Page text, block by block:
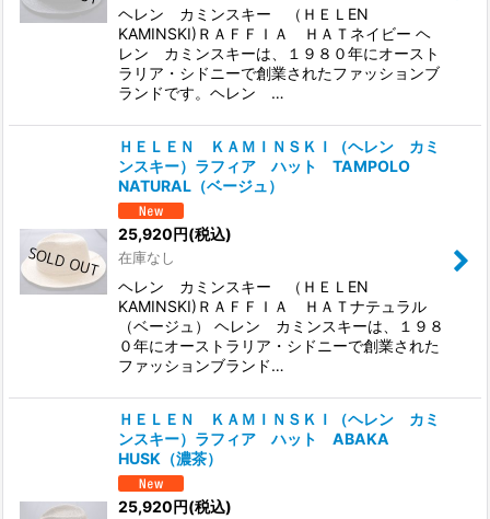
ヘレン カミンスキー （ＨＥＬEN
KAMINSKI)ＲＡＦＦＩＡ ＨＡＴネイビー ヘ
レン カミンスキーは、１９８０年にオースト
ラリア・シドニーで創業されたファッションブ
ランドです。ヘレン …
ＨＥＬＥＮ ＫＡＭＩＮＳＫＩ（ヘレン カミ
ンスキー）ラフィア ハット TAMPOLO
NATURAL（ベージュ）
25,920円(税込)
在庫なし
ヘレン カミンスキー （ＨＥＬEN
KAMINSKI)ＲＡＦＦＩＡ ＨＡＴナテュラル
（ベージュ） ヘレン カミンスキーは、１９８
０年にオーストラリア・シドニーで創業された
ファッションブランド…
ＨＥＬＥＮ ＫＡＭＩＮＳＫＩ（ヘレン カミ
ンスキー）ラフィア ハット ABAKA
HUSK（濃茶）
25,920円(税込)